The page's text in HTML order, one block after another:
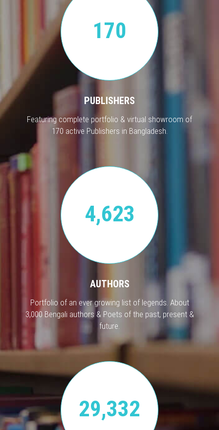
170
PUBLISHERS
Featuring complete portfolio & virtual showroom of
170 active Publishers in Bangladesh.
4,623
AUTHORS
Portfolio of an ever growing list of legends. About
3,000 Bengali authors & Poets of the past, present &
future.
29,332